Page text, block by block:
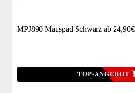
MPJ890 Mauspad Schwarz ab 24,90€
TOP-ANGEBOT